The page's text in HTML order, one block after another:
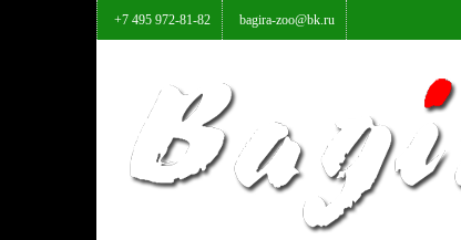
+7 495 972-81-82 bagira-zoo@bk.ru